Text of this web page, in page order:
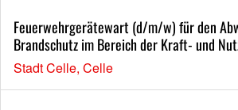
Feuerwehrgerätewart (d/m/w) für den
Brandschutz im Bereich der Kraft- und
Stadt Celle, Celle